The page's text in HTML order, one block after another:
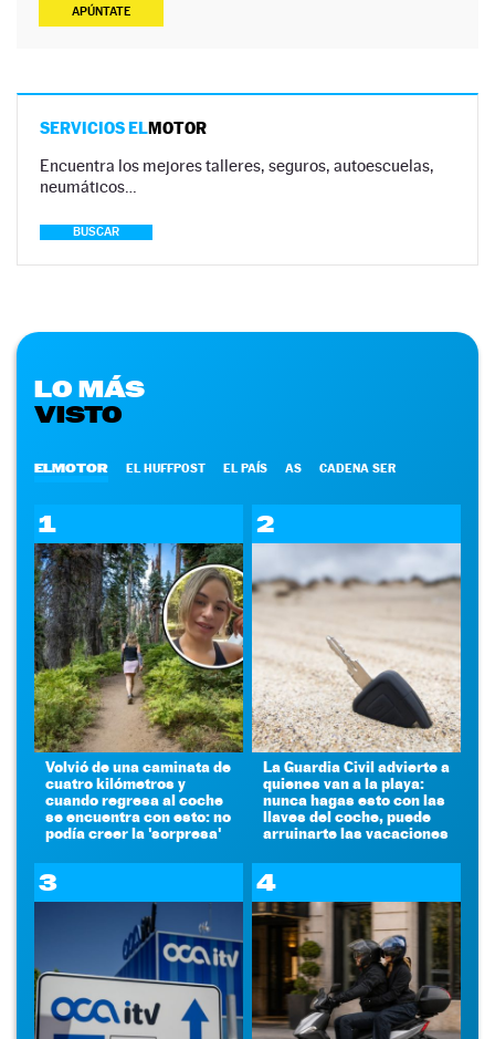
APÚNTATE
SERVICIOS ELMOTOR
Encuentra los mejores talleres, seguros, autoescuelas,
neumáticos…
BUSCAR
LO MÁS
VISTO
ELMOTOR EL HUFFPOST EL PAÍS AS CADENA SER
1
Volvió de una caminata de
cuatro kilómetros y
cuando regresa al coche
se encuentra con esto: no
podía creer la 'sorpresa'
2
La Guardia Civil advierte a
quienes van a la playa:
nunca hagas esto con las
llaves del coche, puede
arruinarte las vacaciones
3 4